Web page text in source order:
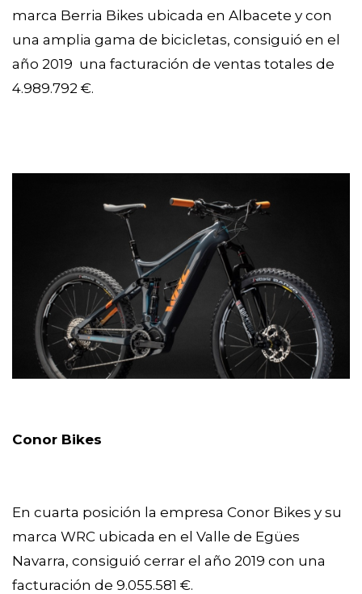
marca Berria Bikes ubicada en Albacete y con
una amplia gama de bicicletas, consiguió en el
año 2019  una facturación de ventas totales de
4.989.792 €.
Conor Bikes
En cuarta posición la empresa Conor Bikes y su
marca WRC ubicada en el Valle de Egües
Navarra, consiguió cerrar el año 2019 con una
facturación de 9.055.581 €.